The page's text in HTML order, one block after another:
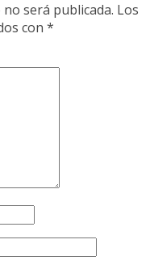
será publicada. Los
con *